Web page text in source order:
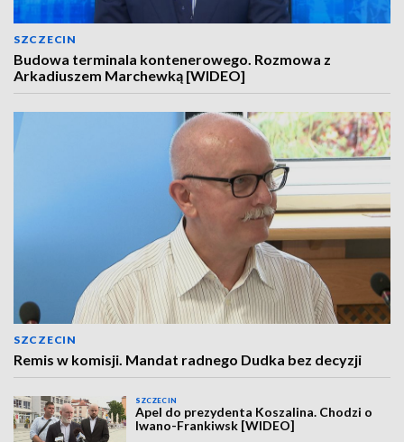
SZCZECIN
Budowa terminala kontenerowego. Rozmowa z
Arkadiuszem Marchewką [WIDEO]
SZCZECIN
Remis w komisji. Mandat radnego Dudka bez decyzji
SZCZECIN
Apel do prezydenta Koszalina. Chodzi o
Iwano-Frankiwsk [WIDEO]